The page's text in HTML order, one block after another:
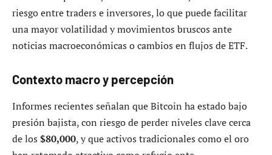
riesgo entre traders e inversores, lo que puede facilitar
una mayor volatilidad y movimientos bruscos ante
noticias macroeconómicas o cambios en flujos de ETF.
Contexto macro y percepción
Informes recientes señalan que Bitcoin ha estado bajo
presión bajista, con riesgo de perder niveles clave cerca
de los $80,000, y que activos tradicionales como el oro